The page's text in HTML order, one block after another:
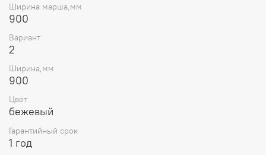
Ширина марша,мм
900
Вариант
2
Ширина,мм
900
Цвет
бежевый
Гарантийный срок
1 год